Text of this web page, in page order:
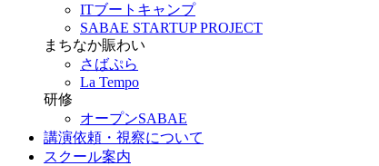
ITブートキャンプ
SABAE STARTUP PROJECT
まちなか賑わい
さばぷら
La Tempo
研修
オープンSABAE
講演依頼・視察について
スクール案内